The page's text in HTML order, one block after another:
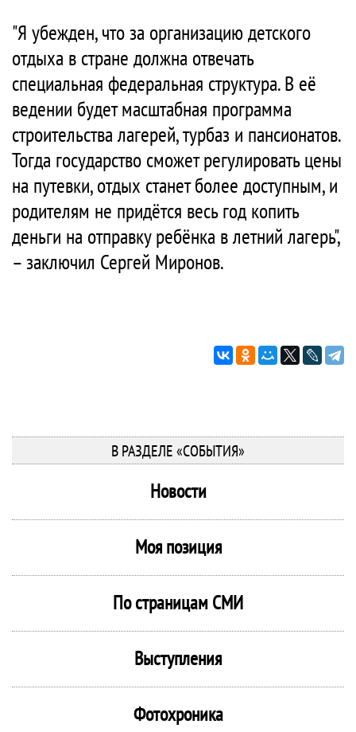
"Я убежден, что за организацию детского
отдыха в стране должна отвечать
специальная федеральная структура. В её
ведении будет масштабная программа
строительства лагерей, турбаз и пансионатов.
Тогда государство сможет регулировать цены
на путевки, отдых станет более доступным, и
родителям не придётся весь год копить
деньги на отправку ребёнка в летний лагерь",
– заключил Сергей Миронов.
В РАЗДЕЛЕ «СОБЫТИЯ»
Новости
Моя позиция
По страницам СМИ
Выступления
Фотохроника